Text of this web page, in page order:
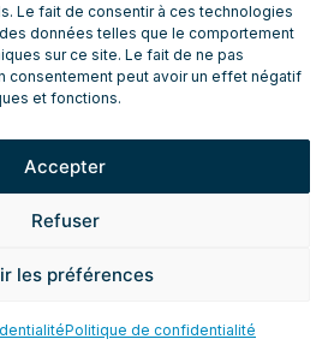
Le fait de consentir à ces technologies
données telles que le comportement
sur ce site. Le fait de ne pas
consentement peut avoir un effet négatif
et fonctions.
Accepter
Refuser
les préférences
Politique de confidentialité
CONTACT
ET TECHNIQUE
ESPACE PRO
DEMANDE DE DEVIS
MENTIONS LÉGALES